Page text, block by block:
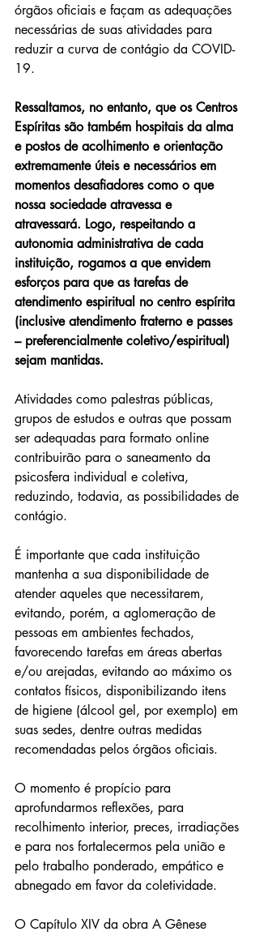
órgãos oficiais e façam as adequações
necessárias de suas atividades para
reduzir a curva de contágio da COVID-
19.
Ressaltamos, no entanto, que os Centros
Espíritas são também hospitais da alma
e postos de acolhimento e orientação
extremamente úteis e necessários em
momentos desafiadores como o que
nossa sociedade atravessa e
atravessará. Logo, respeitando a
autonomia administrativa de cada
instituição, rogamos a que envidem
esforços para que as tarefas de
atendimento espiritual no centro espírita
(inclusive atendimento fraterno e passes
– preferencialmente coletivo/espiritual)
sejam mantidas.
Atividades como palestras públicas,
grupos de estudos e outras que possam
ser adequadas para formato online
contribuirão para o saneamento da
psicosfera individual e coletiva,
reduzindo, todavia, as possibilidades de
contágio.
É importante que cada instituição
mantenha a sua disponibilidade de
atender aqueles que necessitarem,
evitando, porém, a aglomeração de
pessoas em ambientes fechados,
favorecendo tarefas em áreas abertas
e/ou arejadas, evitando ao máximo os
contatos físicos, disponibilizando itens
de higiene (álcool gel, por exemplo) em
suas sedes, dentre outras medidas
recomendadas pelos órgãos oficiais.
O momento é propício para
aprofundarmos reflexões, para
recolhimento interior, preces, irradiações
e para nos fortalecermos pela união e
pelo trabalho ponderado, empático e
abnegado em favor da coletividade.
O Capítulo XIV da obra A Gênese